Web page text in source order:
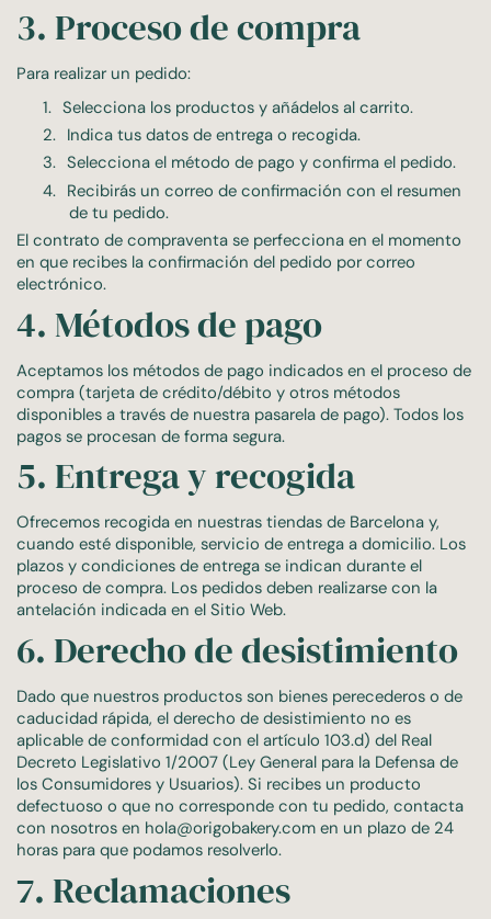
3. Proceso de compra
Para realizar un pedido:
1. Selecciona los productos y añádelos al carrito.
2. Indica tus datos de entrega o recogida.
3. Selecciona el método de pago y confirma el pedido.
4. Recibirás un correo de confirmación con el resumen
de tu pedido.
El contrato de compraventa se perfecciona en el momento
en que recibes la confirmación del pedido por correo
electrónico.
4. Métodos de pago
Aceptamos los métodos de pago indicados en el proceso de
compra (tarjeta de crédito/débito y otros métodos
disponibles a través de nuestra pasarela de pago). Todos los
pagos se procesan de forma segura.
5. Entrega y recogida
Ofrecemos recogida en nuestras tiendas de Barcelona y,
cuando esté disponible, servicio de entrega a domicilio. Los
plazos y condiciones de entrega se indican durante el
proceso de compra. Los pedidos deben realizarse con la
antelación indicada en el Sitio Web.
6. Derecho de desistimiento
Dado que nuestros productos son bienes perecederos o de
caducidad rápida, el derecho de desistimiento no es
aplicable de conformidad con el artículo 103.d) del Real
Decreto Legislativo 1/2007 (Ley General para la Defensa de
los Consumidores y Usuarios). Si recibes un producto
defectuoso o que no corresponde con tu pedido, contacta
con nosotros en hola@origobakery.com en un plazo de 24
horas para que podamos resolverlo.
7. Reclamaciones